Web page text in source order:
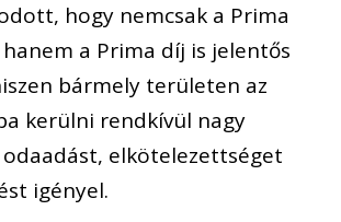
hogy nemcsak a Prima
a Prima díj is jelentős
bármely területen az
kerülni rendkívül nagy
elkötelezettséget
igényel.